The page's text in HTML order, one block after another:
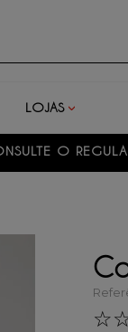
LOJAS
O
☆